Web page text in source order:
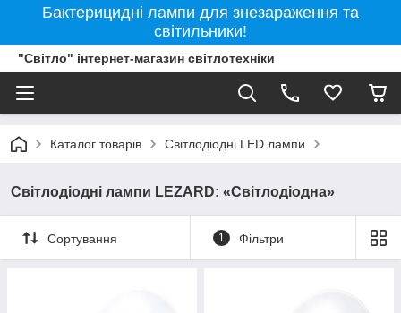
Бактерицидні лампи для знезараження та
світильники!
"Світло" інтернет-магазин світлотехніки
Каталог товарів Світлодіодні LED лампи
Світлодіодні лампи LEZARD: «Світлодіодна»
Сортування 1 Фільтри